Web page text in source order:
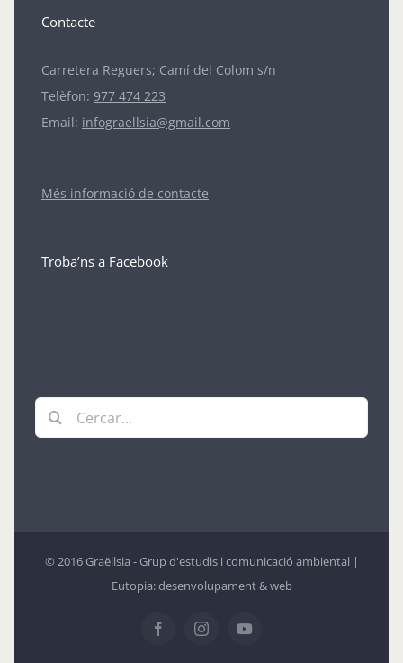
Contacte
Carretera Reguers; Camí del Colom s/n
Telèfon: 977 474 223
Email: infograellsia@gmail.com
Més informació de contacte
Troba’ns a Facebook
Cerca
…
© 2016 Graëllsia - Grup d'estudis i comunicació ambiental |
Eutopia: desenvolupament & web
FacebookInstagramYouTube